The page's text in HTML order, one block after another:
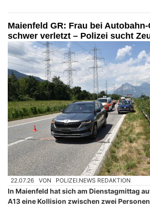
Maienfeld GR: Frau bei
schwer verletzt – Polizei sucht
22.07.26 VON POLIZEI.NEWS REDAKTION
In Maienfeld hat sich am Dienstagmittag
A13 eine Kollision zwischen zwei